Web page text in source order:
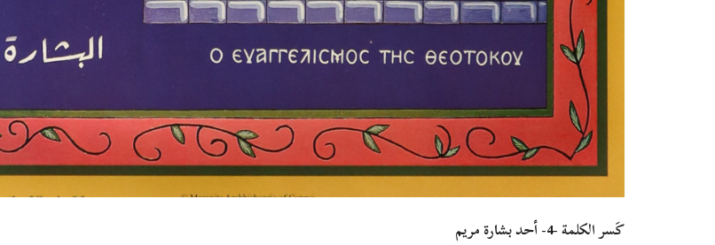
كَسر الكلمة -4- أحد بشارة مريم